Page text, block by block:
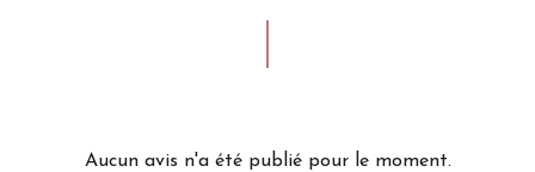
Aucun avis n'a été publié pour le moment.